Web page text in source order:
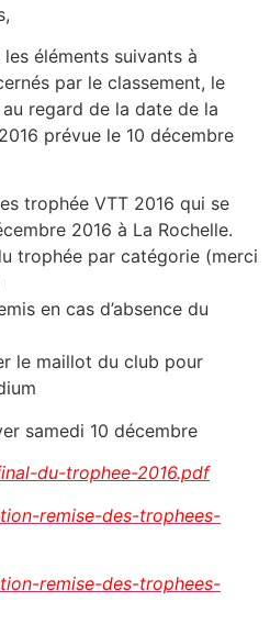
éléments suivants à
par le classement, le
regard de la date de la
prévue le 10 décembre
trophée VTT 2016 qui se
2016 à La Rochelle.
trophée par catégorie (merci
en cas d’absence du
le maillot du club pour
samedi 10 décembre
du-trophee-2016.pdf
remise-des-trophees-
remise-des-trophees-